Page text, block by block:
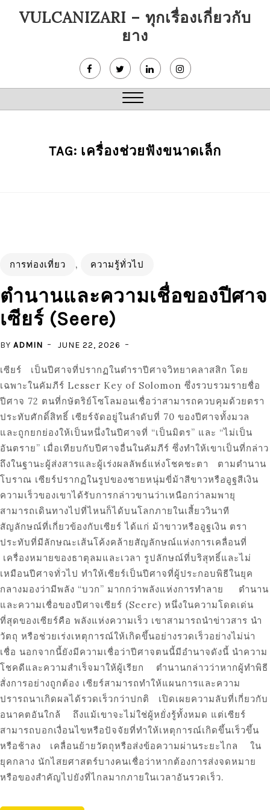
VULCANIZARI – ทุกเรื่องเกี่ยวกับ
ยาง
Close
TAG: เครื่องช่วยฟังขนาดเล็ก
การท่องเที่ยว , ความรู้ทั่วไป
ตำนานและความเชื่อของปีศาจ
เซียร์ (Seere)
BY ADMIN JUNE 22, 2026
เซียร์ เป็นปีศาจที่ปรากฏในตำราปีศาจวิทยาคลาสสิก โดย
เฉพาะในคัมภีร์ Lesser Key of Solomon ซึ่งรวบรวมรายชื่อ
ปีศาจ 72 ตนที่กษัตริย์โซโลมอนเชื่อว่าสามารถควบคุมด้วยตรา
ประทับศักดิ์สิทธิ์ เซียร์จัดอยู่ในลำดับที่ 70 ของปีศาจทั้งมวล
และถูกยกย่องให้เป็นหนึ่งในปีศาจที่ “เป็นมิตร” และ “ไม่เป็น
อันตราย” เมื่อเทียบกับปีศาจอื่นในคัมภีร์ ซึ่งทำให้เขาเป็นที่กล่าว
ถึงในฐานะผู้ส่งสารและผู้เร่งผลลัพธ์แห่งโชคชะตา ตามตำนาน
โบราณ เซียร์ปรากฏในรูปของชายหนุ่มขี่ม้าสีขาวหรืออูฐสีเงิน
ความเร็วของเขาได้รับการกล่าวขานว่าเหนือกว่าลมพายุ
สามารถเดินทางไปที่ไหนก็ได้บนโลกภายในเสี้ยววินาที
สัญลักษณ์ที่เกี่ยวข้องกับเซียร์ ได้แก่ ม้าขาวหรืออูฐเงิน ตรา
ประทับที่มีลักษณะเส้นโค้งคล้ายสัญลักษณ์แห่งการเคลื่อนที่
เครื่องหมายของธาตุลมและเวลา รูปลักษณ์ที่บริสุทธิ์และไม่
เหมือนปีศาจทั่วไป ทำให้เซียร์เป็นปีศาจที่ผู้ประกอบพิธีในยุค
กลางมองว่ามีพลัง “บวก” มากกว่าพลังแห่งการทำลาย ตำนาน
และความเชื่อของปีศาจเซียร์ (Seere) หนึ่งในความโดดเด่น
ที่สุดของเซียร์คือ พลังแห่งความเร็ว เขาสามารถนำข่าวสาร นำ
วัตถุ หรือช่วยเร่งเหตุการณ์ให้เกิดขึ้นอย่างรวดเร็วอย่างไม่น่า
เชื่อ นอกจากนี้ยังมีความเชื่อว่าปีศาจตนนี้มีอำนาจดังนี้ นำความ
โชคดีและความสำเร็จมาให้ผู้เรียก ตำนานกล่าวว่าหากผู้ทำพิธี
สั่งการอย่างถูกต้อง เซียร์สามารถทำให้แผนการและความ
ปรารถนาเกิดผลได้รวดเร็วกว่าปกติ เปิดเผยความลับที่เกี่ยวกับ
อนาคตอันใกล้ ถึงแม้เขาจะไม่ใช่ผู้หยั่งรู้ทั้งหมด แต่เซียร์
สามารถบอกเงื่อนไขหรือปัจจัยที่ทำให้เหตุการณ์เกิดขึ้นเร็วขึ้น
หรือช้าลง เคลื่อนย้ายวัตถุหรือส่งข้อความผ่านระยะไกล ใน
ยุคกลาง นักไสยศาสตร์บางคนเชื่อว่าหากต้องการส่งจดหมาย
หรือของสำคัญไปยังที่ไกลมากภายในเวลาอันรวดเร็ว.